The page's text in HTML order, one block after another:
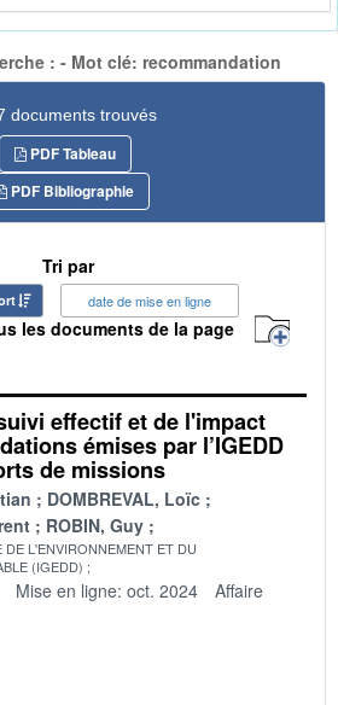
: - Mot clé: recommandation
documents trouvés
PDF Tableau
PDF Bibliographie
Tri par
date de mise en ligne
les documents de la page
effectif et de l'impact
émises par l’IGEDD
de missions
DOMBREVAL, Loïc
ROBIN, Guy
L'ENVIRONNEMENT ET DU
(IGEDD)
Mise en ligne: oct. 2024
Affaire